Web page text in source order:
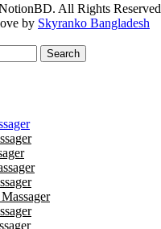
All Rights Reserved
by Skyranko Bangladesh
Search